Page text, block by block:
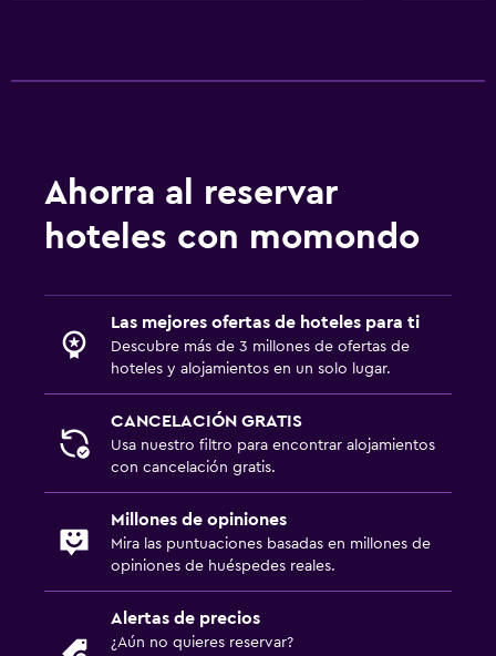
Ahorra al reservar
hoteles con momondo
Las mejores ofertas de hoteles para ti
Descubre más de 3 millones de ofertas de
hoteles y alojamientos en un solo lugar.
CANCELACIÓN GRATIS
Usa nuestro filtro para encontrar alojamientos
con cancelación gratis.
Millones de opiniones
Mira las puntuaciones basadas en millones de
opiniones de huéspedes reales.
Alertas de precios
¿Aún no quieres reservar?